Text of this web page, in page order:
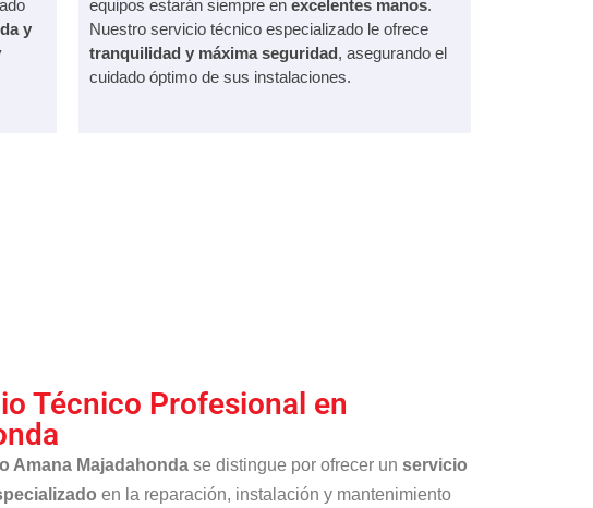
y
equipos estarán siempre en excelentes manos.
Nuestro servicio técnico especializado le ofrece
tranquilidad y máxima seguridad, asegurando el
cuidado óptimo de sus instalaciones.
Técnico Profesional en
Amana Majadahonda se distingue por ofrecer un servicio
en la reparación, instalación y mantenimiento